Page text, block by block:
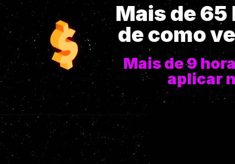
Mais de
de como
Mais de 9
aplicar